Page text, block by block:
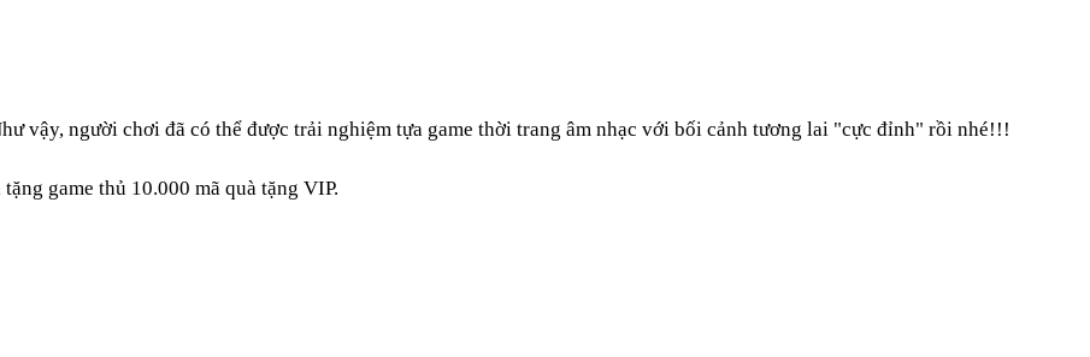
vậy, người chơi đã có thể được trải nghiệm tựa game thời trang âm nhạc với bối cảnh tương lai "cực đỉnh" rồi nhé!!!
game thủ 10.000 mã quà tặng VIP.